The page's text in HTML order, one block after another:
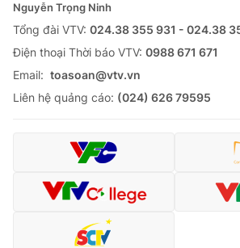
Góc doanh nghiệp
Truyền hình
Phim VTV
Hậu trường
Giải trí
Điện ảnh
Đời sống
Chất lượng cuộc sống
Giáo dục
Tuyển sinh
Học trực tuyến
Công nghệ
Hitech Công nghệ tương lai
Nguyễn Trọng Ninh
Tổng đài VTV: 024.38 355 931 - 024.38
Ðiện thoại Thời báo VTV: 0988 671 671
Email: toasoan@vtv.vn
Liên hệ quảng cáo: (024) 626 79595